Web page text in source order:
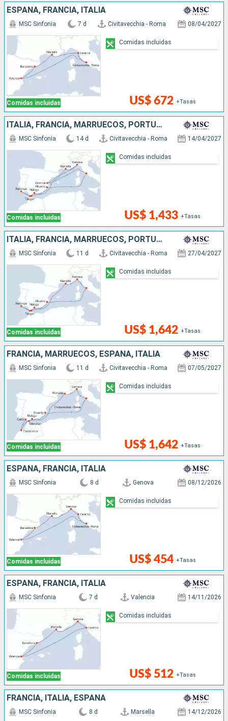
ESPAÑA, FRANCIA, ITALIA
Comidas incluidas
MSC Sinfonia 7 d Civitavecchia - Roma 08/04/2027
US$ 672 +Tasas
Comidas incluidas
ITALIA, FRANCIA, MARRUECOS, PORTUGAL, ESPAÑA
Comidas incluidas
MSC Sinfonia 14 d Civitavecchia - Roma 14/04/2027
US$ 1,433 +Tasas
Comidas incluidas
ITALIA, FRANCIA, MARRUECOS, PORTUGAL, ESPAÑA
Comidas incluidas
MSC Sinfonia 11 d Civitavecchia - Roma 27/04/2027
US$ 1,642 +Tasas
Comidas incluidas
FRANCIA, MARRUECOS, ESPAÑA, ITALIA
Comidas incluidas
MSC Sinfonia 11 d Civitavecchia - Roma 07/05/2027
US$ 1,642 +Tasas
Comidas incluidas
ESPAÑA, FRANCIA, ITALIA
Comidas incluidas
MSC Sinfonia 8 d Genova 08/12/2026
US$ 454 +Tasas
Comidas incluidas
ESPAÑA, FRANCIA, ITALIA
Comidas incluidas
MSC Sinfonia 7 d Valencia 14/11/2026
US$ 512 +Tasas
Comidas incluidas
FRANCIA, ITALIA, ESPAÑA
MSC Sinfonia 8 d Marsella 14/12/2026